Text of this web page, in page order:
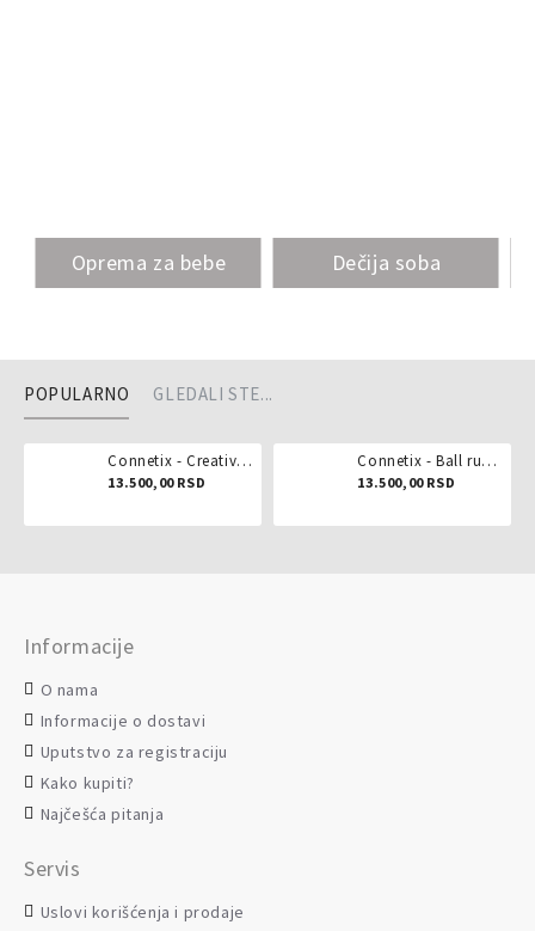
Oprema za bebe Dečija soba
POPULARNO GLEDALI STE...
Connetix - Creative pack 102 dela
13.500,00 RSD
Connetix - Ball run pastel 106 delova
13.500,00 RSD
Informacije
O nama
Informacije o dostavi
Uputstvo za registraciju
Kako kupiti?
Najčešća pitanja
Servis
Uslovi korišćenja i prodaje